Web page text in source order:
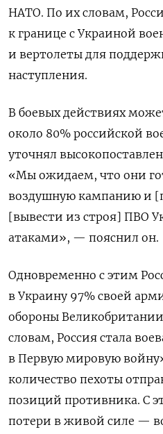
НАТО. По их словам,
к границе с Украиной
и вертолеты для
наступления.
В боевых действиях
около 80% российской
уточнял
«Мы ожидаем, что они
воздушную кампанию и
[вывести из строя] ПВО
атаками», — пояснил он.
Одновременно с этим
в Украину 97% своей
обороны Великобритании
словам, Россия стала
в Первую мировую
количество пехоты
позиций противника. С
потери в живой силе —